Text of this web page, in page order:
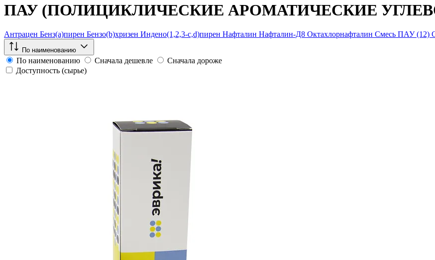
ПАУ (ПОЛИЦИКЛИЧЕСКИЕ АРОМАТИЧЕСКИЕ
Антрацен Бенз(а)пирен Бензо(b)хризен Индено(1,2,3-c,d)пирен Нафталин Нафталин-Д8 Октахлорнафталин Смесь ПАУ (12)
По наименованию
По наименованию Сначала дешевле
Сначала дороже
Доступность (сырье)